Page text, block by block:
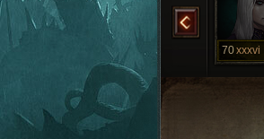
70 xxxv 70xxxvi